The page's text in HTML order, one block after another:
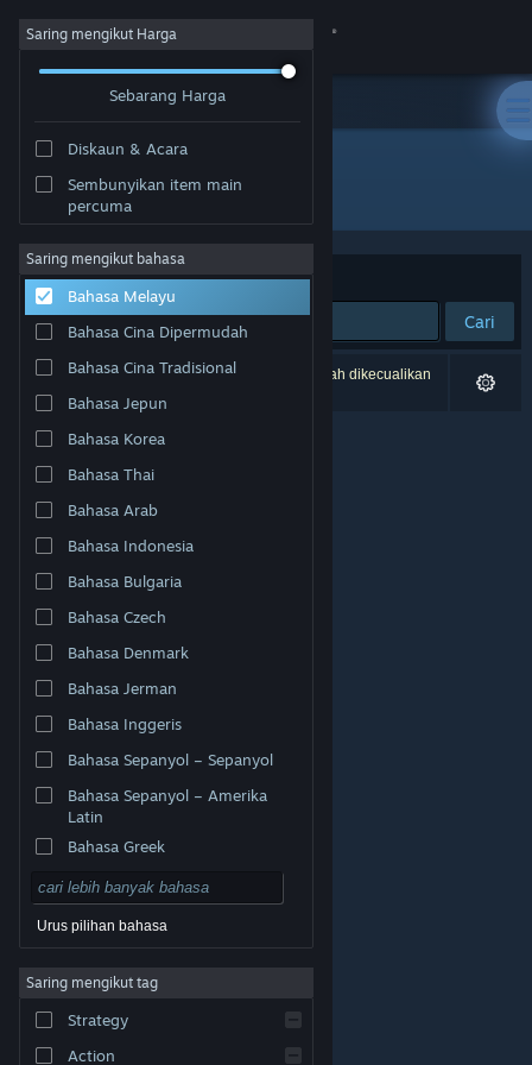
Sign in
Tentang
Sokongan
Ubah bahasa
Dapatkan Steam Mobile App
Lihat laman web desktop
© Valve Corporation. Hak cipta terpelihara. Semua
tanda dagangan ialah hak milik pemilik masing-masing
Perundangan|Accessibility
Steam| Bayaran balik
Saring mengikut Harga
Sebarang Harga
Diskaun & Acara
Sembunyikan item main
percuma
Saring mengikut bahasa
Bahasa Melayu
Bahasa Cina Dipermudah
Bahasa Cina Tradisional
Bahasa Jepun
Bahasa Korea
Bahasa Thai
Bahasa Arab
Bahasa Indonesia
Bahasa Bulgaria
Bahasa Czech
Bahasa Denmark
Bahasa Jerman
Bahasa Inggeris
Bahasa Sepanyol – Sepanyol
Bahasa Sepanyol – Amerika
Latin
Bahasa Greek
Urus pilihan bahasa
Saring mengikut tag
Strategy
Action
Pembangun: Unbroken Studios
Susun mengikut Perkaitan
Cari
0 hasil sepadan dengan carian anda. 2 tajuk telah dikecualikan
berdasarkan pilihan anda.